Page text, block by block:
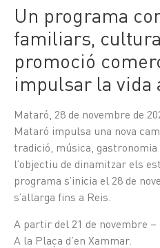
Un programa
familiars,
promoció
impulsar la vida
Mataró, 28 de novembre de
Mataró impulsa una nova
tradició, música,
l’objectiu de dinamitzar els
programa s’inicia el 28 de
s’allarga fins a Reis.
A partir del 21 de novembre –
A la Plaça d’en Xammar.